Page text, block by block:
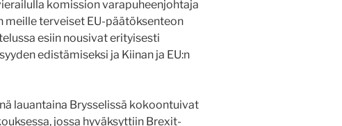
komission varapuheenjohtaja
meille terveiset EU-päätöksenteon
esiin nousivat erityisesti
edistämiseksi ja Kiinan ja EU:n
lauantaina Brysselissä kokoontuivat
jossa hyväksyttiin Brexit-